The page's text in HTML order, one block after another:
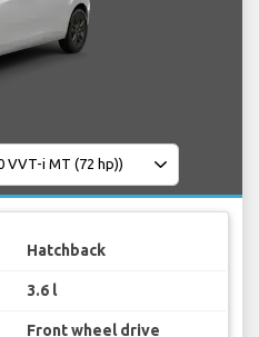
Hatchback
3.6 l
Front wheel drive